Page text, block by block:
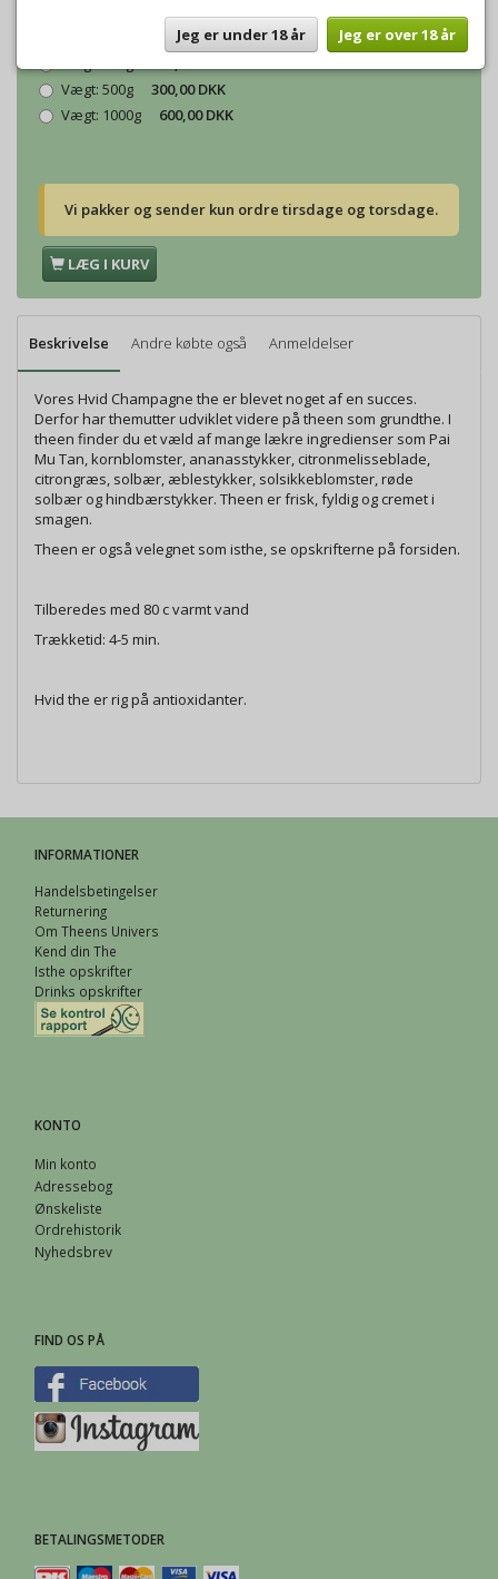
45,00 DKK
60,00 DKK
Vægt: 500g
300,00 DKK
Vægt: 1000g 600,00 DKK
Vi pakker og sender kun ordre tirsdage og torsdage.
LÆG I KURV
Beskrivelse Andre købte også Anmeldelser
Vores Hvid Champagne the er blevet noget af en succes.
Derfor har themutter udviklet videre på theen som grundthe. I
theen finder du et væld af mange lækre ingredienser som Pai
Mu Tan, kornblomster, ananasstykker, citronmelisseblade,
citrongræs, solbær, æblestykker, solsikkeblomster, røde
solbær og hindbærstykker. Theen er frisk, fyldig og cremet i
smagen.
Theen er også velegnet som isthe, se opskrifterne på forsiden.
Tilberedes med 80 c varmt vand
Trækketid: 4-5 min.
Hvid the er rig på antioxidanter.
INFORMATIONER
Handelsbetingelser
Returnering
Om Theens Univers
Kend din The
Isthe opskrifter
Drinks opskrifter
KONTO
Min konto
Adressebog
Ønskeliste
Ordrehistorik
Nyhedsbrev
FIND OS PÅ
BETALINGSMETODER
Jeg er under 18 år Jeg er over 18 år